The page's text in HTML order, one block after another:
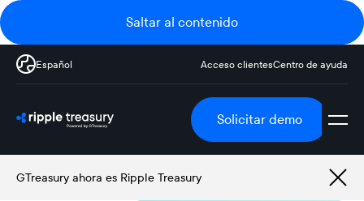
Saltar al contenido
Español Acceso clientesCentro de ayuda
Solicitar demo
GTreasury ahora es Ripple Treasury